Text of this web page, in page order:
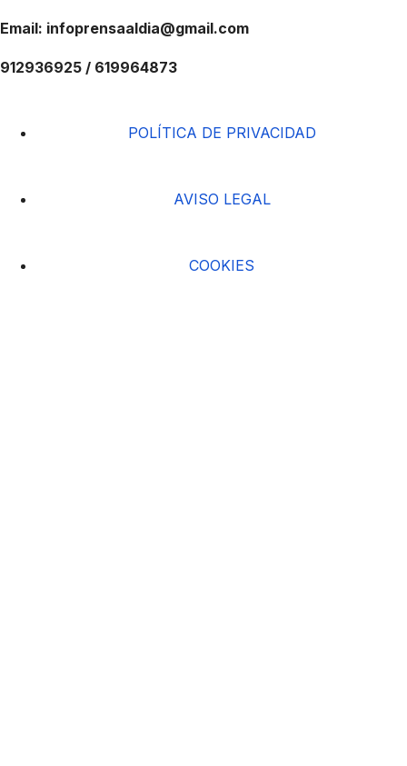
Email: infoprensaaldia@gmail.com
912936925 / 619964873
POLÍTICA DE PRIVACIDAD
AVISO LEGAL
COOKIES